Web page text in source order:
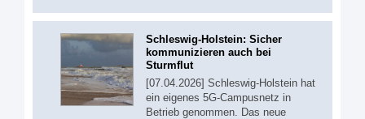
Schleswig-Holstein: Sicher
kommunizieren auch bei
Sturmflut
[07.04.2026] Schleswig-Holstein hat
ein eigenes 5G‑Campusnetz in
Betrieb genommen. Das neue